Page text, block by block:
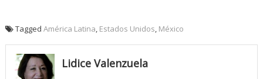
Tagged América Latina, Estados Unidos, México
Lidice Valenzuela